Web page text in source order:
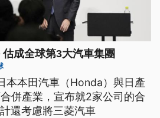
成全球第3大汽車集團
本本田汽車（Honda）與日產
併產業，宣布就2家公司的合
還考慮將三菱汽車